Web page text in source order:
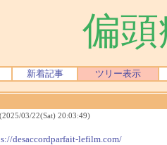
偏
新着記事 ツリー表示
03/22(Sat) 20:03:49)
desaccordparfait-lefilm.com/